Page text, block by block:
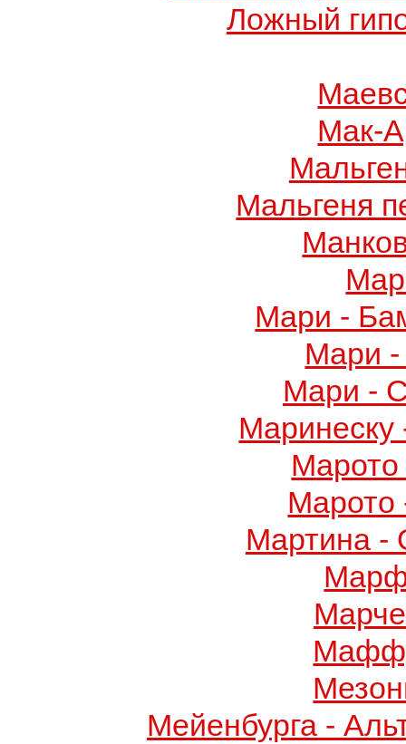
Ложный
Мак-
Мальгеня
Мари -
Мари -
Мари -
Марото
Марото
Мартина -
Мейенбурга -